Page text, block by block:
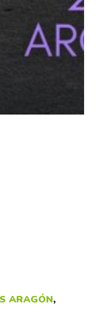
ARAGÓN,